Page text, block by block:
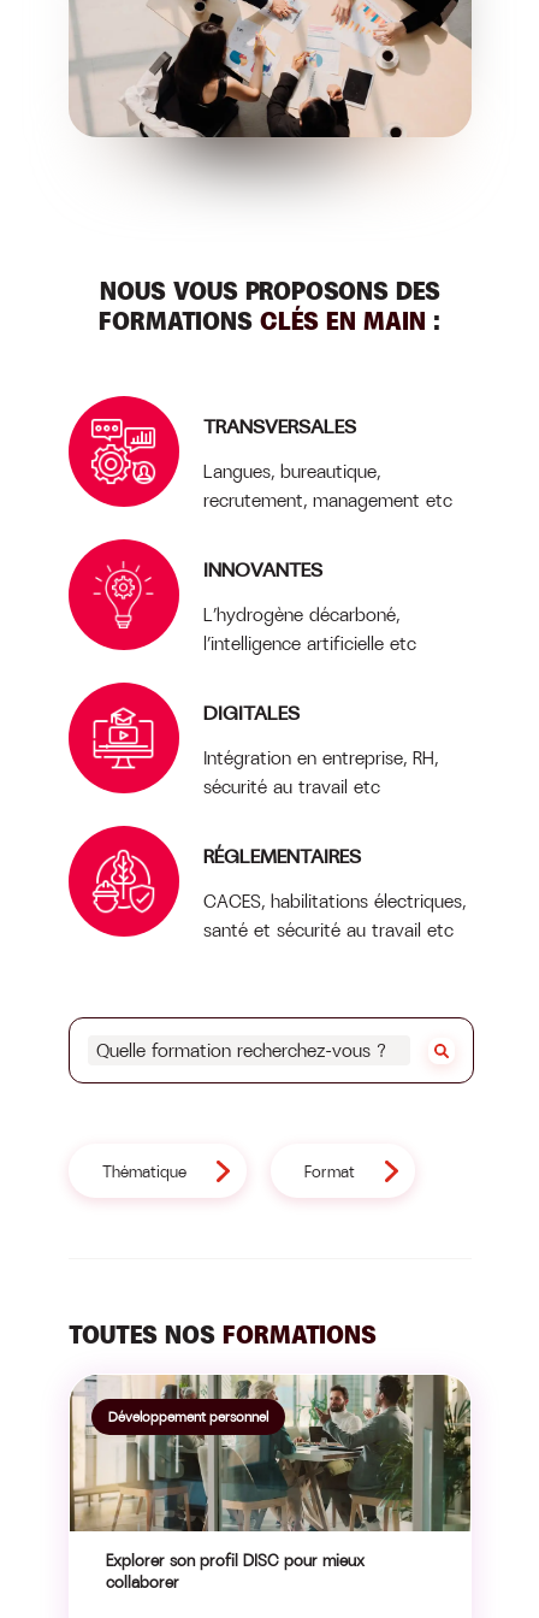
NOUS VOUS PROPOSONS DES
FORMATIONS CLÉS EN MAIN :
TRANSVERSALES
Langues, bureautique,
recrutement, management etc
INNOVANTES
L’hydrogène décarboné,
l’intelligence artificielle etc
DIGITALES
Intégration en entreprise, RH,
sécurité au travail etc
RÉGLEMENTAIRES
CACES, habilitations électriques,
santé et sécurité au travail etc
Quelle
formation
recherchez-
Thématique
Format
TOUTES NOS FORMATIONS
Développement personnel
Explorer son profil DISC pour mieux
collaborer